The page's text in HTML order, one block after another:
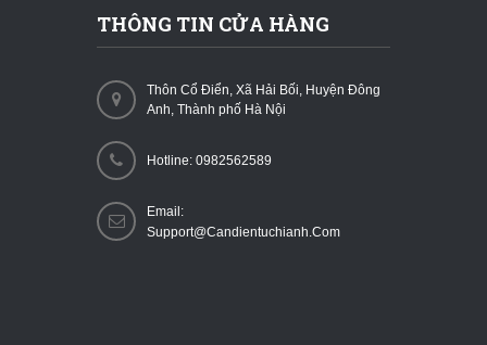
THÔNG TIN CỬA HÀNG
Thôn Cổ Điển, Xã Hải Bối, Huyện Đông
Anh, Thành phố Hà Nội
Hotline: 0982562589
Email:
Support@candientuchianh.com